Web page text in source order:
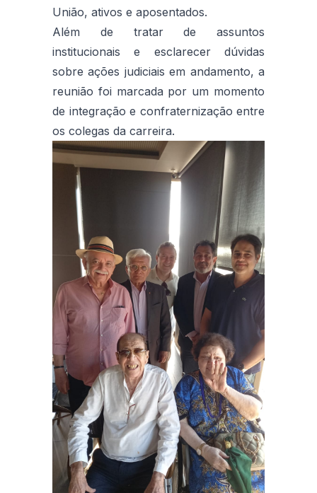
União, ativos e aposentados.
Além de tratar de assuntos
institucionais e esclarecer dúvidas
sobre ações judiciais em andamento, a
reunião foi marcada por um momento
de integração e confraternização entre
os colegas da carreira.